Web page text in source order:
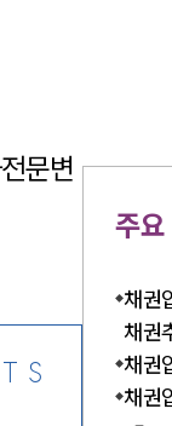
상담접수
문변
주요
채권
채권
채권
채권